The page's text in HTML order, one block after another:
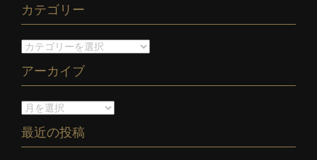
カテゴリー
アーカイブ
最近の投稿